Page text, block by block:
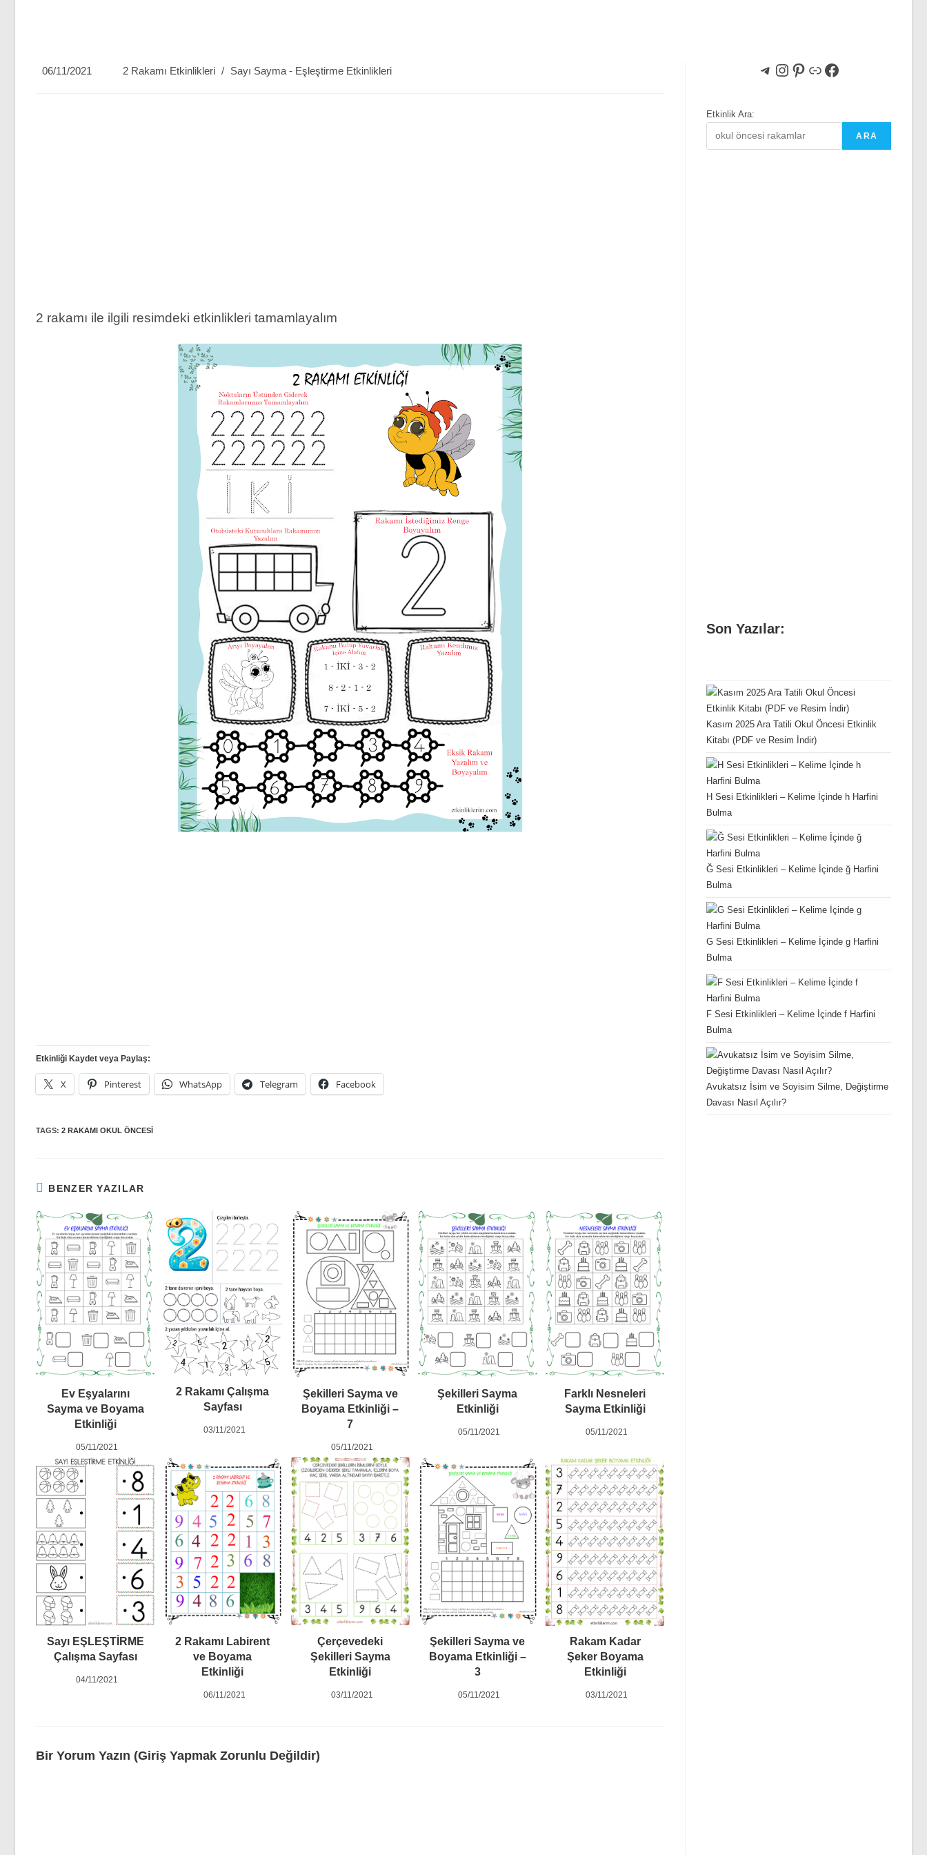
Post
06/11/2021
Post
2 Rakamı Etkinlikleri / Sayı Sayma - Eşleştirme Etkinlikleri
2 rakamı ile ilgili resimdeki etkinlikleri tamamlayalım
Etkinliği Kaydet veya Paylaş:
X Pinterest WhatsApp Telegram Facebook
TAGS: 2 RAKAMI OKUL ÖNCESI
BENZER YAZILAR
Ev Eşyalarını
Sayma ve Boyama
Etkinliği
05/11/2021
2 Rakamı Çalışma
Sayfası
03/11/2021
Şekilleri Sayma ve
Boyama Etkinliği –
7
05/11/2021
Şekilleri Sayma
Etkinliği
05/11/2021
Farklı Nesneleri
Sayma Etkinliği
05/11/2021
Sayı EŞLEŞTİRME
Çalışma Sayfası
04/11/2021
2 Rakamı Labirent
ve Boyama
Etkinliği
06/11/2021
Çerçevedeki
Şekilleri Sayma
Etkinliği
03/11/2021
Şekilleri Sayma ve
Boyama Etkinliği –
3
05/11/2021
Rakam Kadar
Şeker Boyama
Etkinliği
03/11/2021
Bir Yorum Yazın (Giriş Yapmak Zorunlu Değildir)
Telegram
Instagram
Pinterest
BağlantıFacebook
Etkinlik Ara:
ARA
Son Yazılar:
Kasım 2025 Ara Tatili Okul Öncesi Etkinlik
Kitabı (PDF ve Resim İndir)
H Sesi Etkinlikleri – Kelime İçinde h Harfini
Bulma
Ğ Sesi Etkinlikleri – Kelime İçinde ğ Harfini
Bulma
G Sesi Etkinlikleri – Kelime İçinde g Harfini
Bulma
F Sesi Etkinlikleri – Kelime İçinde f Harfini
Bulma
Avukatsız İsim ve Soyisim Silme, Değiştirme
Davası Nasıl Açılır?